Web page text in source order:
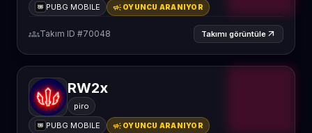
PUBG MOBILE campaignOYUNCU ARANIYOR
groupsTakım ID #70048 Takımı görüntüle arrow_outward
RW2x
piro
PUBG MOBILE campaignOYUNCU ARANIYOR